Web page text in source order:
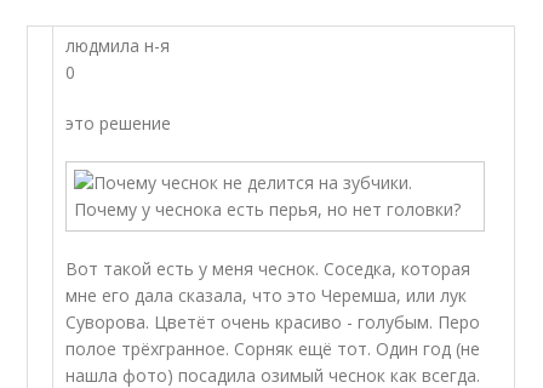
людмила н-я
0
это решение
Вот такой есть у меня чеснок. Соседка, которая
мне его дала сказала, что это Черемша, или лук
Суворова. Цветёт очень красиво - голубым. Перо
полое трёхгранное. Сорняк ещё тот. Один год (не
нашла фото) посадила озимый чеснок как всегда.